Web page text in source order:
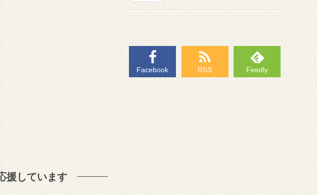
Facebook RSS Feedly
援しています